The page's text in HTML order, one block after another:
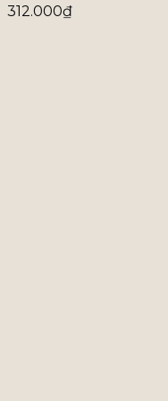
312.000₫